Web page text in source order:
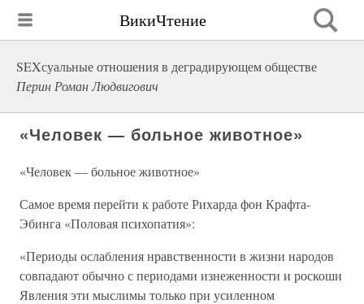
ВикиЧтение
SEXсуальные отношения в деградирующем обществе
Перин Роман Людвигович
«Человек — больное животное»
«Человек — больное животное»
Самое время перейти к работе Рихарда фон Крафта-
Эбинга «Половая психопатия»:
«Периоды ослабления нравственности в жизни народов
совпадают обычно с периодами изнеженности и роскоши
Явления эти мыслимы только при усиленном